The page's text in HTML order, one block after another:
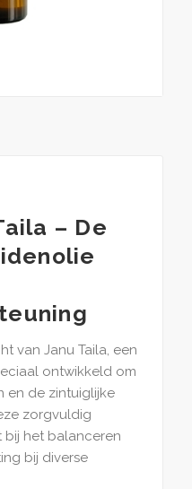
– De
van Janu Taila, een
ontwikkeld om
en de zintuiglijke
zorgvuldig
het balanceren
bij diverse